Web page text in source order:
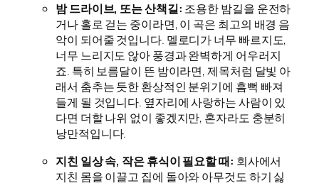
밤 드라이브, 또는 산책길: 조용한 밤길을 운전하
거나 홀로 걷는 중이라면, 이 곡은 최고의 배경 음
악이 되어줄 것입니다. 멜로디가 너무 빠르지도,
너무 느리지도 않아 풍경과 완벽하게 어우러지
죠. 특히 보름달이 뜬 밤이라면, 제목처럼 달빛 아
래서 춤추는 듯한 환상적인 분위기에 흠뻑 빠져
들게 될 것입니다. 옆자리에 사랑하는 사람이 있
다면 더할 나위 없이 좋겠지만, 혼자라도 충분히
낭만적입니다.
지친 일상 속, 작은 휴식이 필요할 때: 회사에서
지친 몸을 이끌고 집에 돌아와 아무것도 하기 싫